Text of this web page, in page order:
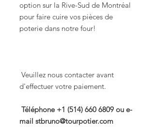
option sur la Rive-Sud de Montréal
pour faire cuire vos pièces de
poterie dans notre four!
Veuillez nous contacter avant
d'effectuer votre paiement.
Téléphone +1 (514) 660 6809 ou e-
mail stbruno@tourpotier.com